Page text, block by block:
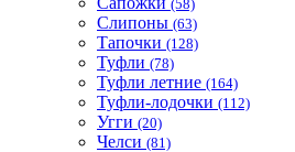
(58)
Слипоны (63)
Тапочки (128)
Туфли (78)
Туфли летние (164)
Туфли-лодочки (112)
Угги (20)
Челси (81)